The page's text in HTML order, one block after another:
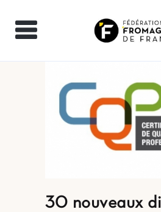
30 nouveaux